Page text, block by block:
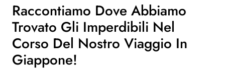
Raccontiamo Dove Abbiamo
Trovato Gli Imperdibili Nel
Corso Del Nostro Viaggio In
Giappone!